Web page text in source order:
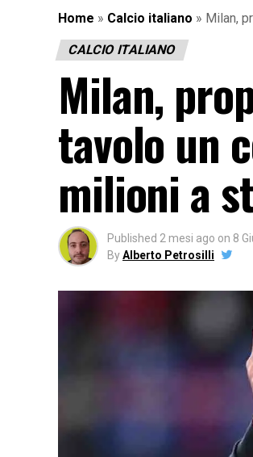
Home » Calcio italiano » Milan,
CALCIO ITALIANO
Milan,
tavolo un
milioni a
Published 2 mesi ago on 8
ByAlberto Petrosilli